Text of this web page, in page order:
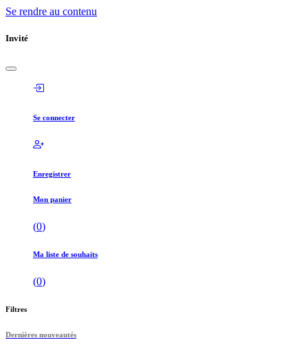
Se rendre au contenu
Invité
Se connecter
Enregistrer
Mon panier
(0)
Ma liste de souhaits
(0)
Filtres
Dernières nouveautés